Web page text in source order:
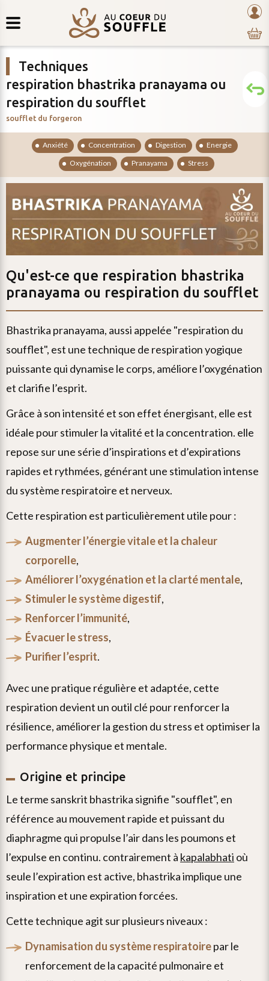
au
contenu
coeur
du
souffle
mon
Techniques
respiration bhastrika pranayama ou
respiration du soufflet
soufflet du forgeron
anxiété concentration digestion
energie
oxygénation
pranayama stress
Qu'est-ce que respiration bhastrika
pranayama ou respiration du soufflet
bhastrika pranayama, aussi appelée "respiration du
soufflet", est une technique de respiration yogique
puissante qui dynamise le corps, améliore l’oxygénation
et clarifie l’esprit.
grâce à son intensité et son effet énergisant, elle est
idéale pour stimuler la vitalité et la concentration. elle
repose sur une série d’inspirations et d’expirations
rapides et rythmées, générant une stimulation intense
du système respiratoire et nerveux.
cette respiration est particulièrement utile pour :
augmenter l’énergie vitale et la chaleur
corporelle,
améliorer l’oxygénation et la clarté mentale,
stimuler le système digestif,
renforcer l’immunité,
évacuer le stress,
purifier l’esprit.
avec une pratique régulière et adaptée, cette
respiration devient un outil clé pour renforcer la
résilience, améliorer la gestion du stress et optimiser la
performance physique et mentale.
Origine et principe
le terme sanskrit bhastrika signifie "soufflet", en
référence au mouvement rapide et puissant du
diaphragme qui propulse l’air dans les poumons et
l’expulse en continu. contrairement à kapalabhati où
seule l’expiration est active, bhastrika implique une
inspiration et une expiration forcées.
cette technique agit sur plusieurs niveaux :
dynamisation du système respiratoirepar le
renforcement de la capacité pulmonaire et